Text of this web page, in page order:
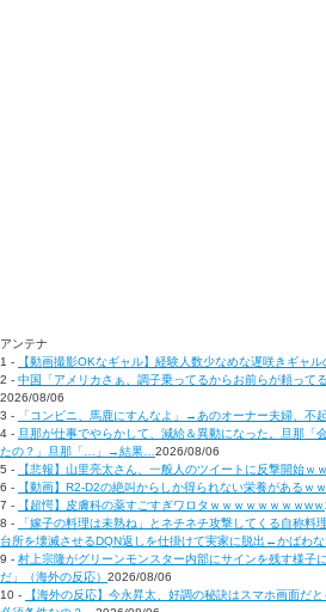
アンテナ
1 -
【動画撮影OKなギャル】経験人数少なめな遅咲きギャル
2 - 中国「アメリカさぁ、調子乗ってるからお前らが頼って
2026/08/06
3 -
「コンビニ、馬鹿にすんなよ」→あのオーナー夫婦、不
4 - 旦那が仕事でやらかして、減給＆異動になった。旦那「
たの？」旦那「…」→結果…2026/08/06
5 -
【悲報】山里亮太さん、一般人のツイートに反撃開始ｗ
6 -
【動画】R2-D2の絶叫からしか得られない栄養があるｗ
7 -
【超愕】皮膚科の薬すごすぎワロタｗｗｗｗｗｗｗｗwｗ
8 -
「嫁子の料理は未熟ね」とネチネチ攻撃してくる自称料
台所を壊滅させるDQN返しを仕掛けて実家に脱出←かばわ
9 - 村上宗隆がグリーンモンスター内部にサインを残す様子
だ」（海外の反応） 2026/08/06
10 -
【海外の反応】今永昇太、好調の秘訣はスマホ画面だ